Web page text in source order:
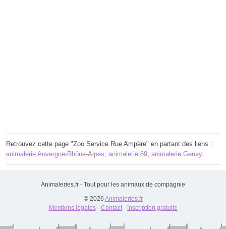
Retrouvez cette page "Zoo Service Rue Ampère" en partant des liens :
animalerie Auvergne-Rhône-Alpes, animalerie 69, animalerie Genay.
Animaleries.fr - Tout pour les animaux de compagnie
© 2026 Animaleries.fr
Mentions légales- Contact- Inscription gratuite